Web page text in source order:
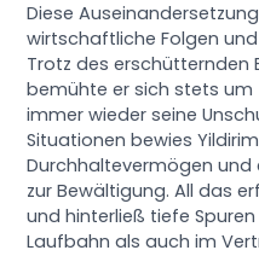
Diese
wirtschaftliche Folgen
Trotz des erschütternden
bemühte er sich stets um
immer wieder seine
Situationen bewies
Durchhaltevermögen und
zur Bewältigung. All das
und hinterließ tiefe
Laufbahn als auch im